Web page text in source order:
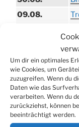
Um dir ein optimales
wie Cookies, um
zuzugreifen. Wenn du
Daten wie das
verarbeiten. Wenn du
zurückziehst, können
beeinträchtigt werden.
09.08.
13.09.
19.09.
ab 24.09.
26.09.